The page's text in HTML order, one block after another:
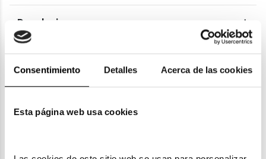
Consentimiento Detalles Acerca de las cookies
Esta página web usa cookies
Devoluciones
También te puede gustar